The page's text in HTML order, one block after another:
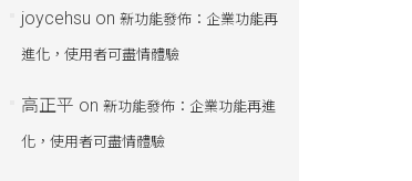
joycehsu on 新功能發佈：企業功能再
進化，使用者可盡情體驗
高正平 on 新功能發佈：企業功能再進
化，使用者可盡情體驗